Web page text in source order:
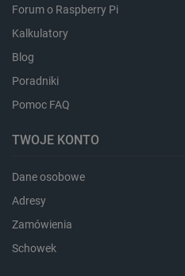
Forum o Raspberry Pi
Kalkulatory
Blog
Poradniki
Pomoc FAQ
TWOJE KONTO
Dane osobowe
Adresy
Zamówienia
Schowek